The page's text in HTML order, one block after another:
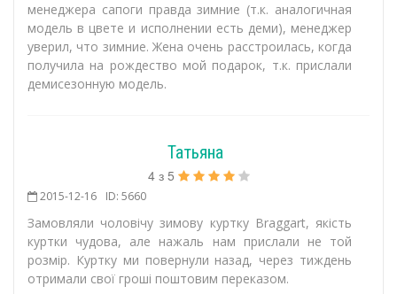
менеджера сапоги правда зимние (т.к. аналогичная
модель в цвете и исполнении есть деми), менеджер
уверил, что зимние. Жена очень расстроилась, когда
получила на рождество мой подарок, т.к. прислали
демисезонную модель.
Татьяна
4з 5
2015-12-16 ID: 5660
Замовляли чоловічу зимову куртку Braggart, якість
куртки чудова, але нажаль нам прислали не той
розмір. Куртку ми повернули назад, через тиждень
отримали свої гроші поштовим переказом.